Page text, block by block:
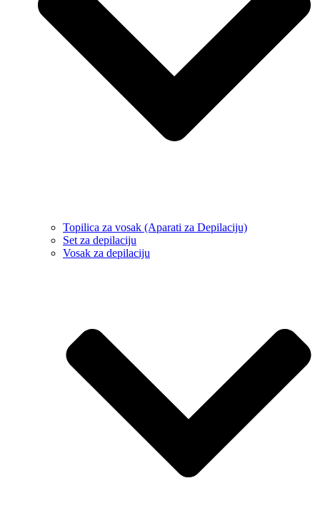
Topilica za vosak (Aparati za Depilaciju)
Set za depilaciju
Vosak za depilaciju